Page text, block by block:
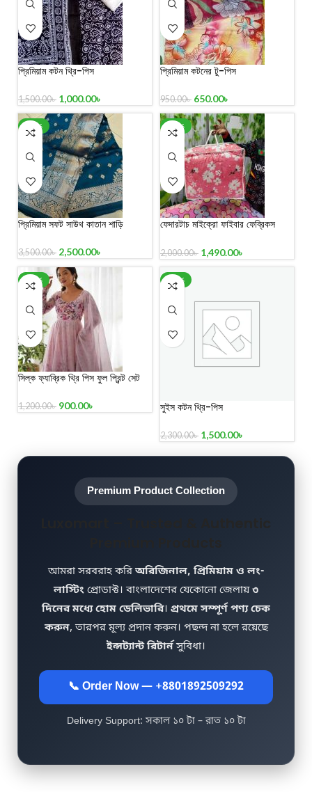
প্রিমিয়াম কটন থ্রি-পিস
1,500.00৳ 1,000.00৳
প্রিমিয়াম কটনের টু-পিস
950.00৳ 650.00৳
-29%
প্রিমিয়াম সফট সাউথ কাতান শাড়ি
3,500.00৳ 2,500.00৳
-26%
ফেদারটাচ মাইক্রো ফাইবার ফেব্রিকস
2,000.00৳ 1,490.00৳
-25%
সিল্ক ফ্যাব্রিক থ্রি পিস ফুল প্রিন্ট সেট
1,200.00৳ 900.00৳
-35%
সুইস কটন থ্রি-পিস
2,300.00৳ 1,500.00৳
Premium Product Collection
আমরা সরবরাহ করিঅরিজিনাল, প্রিমিয়াম ও লং-
লাস্টিং প্রোডাক্ট। বাংলাদেশের যেকোনো জেলায়৩
দিনের মধ্যে হোম ডেলিভারি। প্রথমে সম্পূর্ণ পণ্য চেক
করুন, তারপর মূল্য প্রদান করুন। পছন্দ না হলে রয়েছে
ইন্সট্যান্ট রিটার্নসুবিধা।
📞 Order Now — +8801892509292
Delivery Support: সকাল ১০ টা – রাত ১০ টা